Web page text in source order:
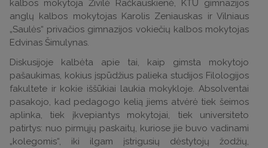
kalbos mokytoja Živilė Račkauskienė, KTU gimnazijos
anglų kalbos mokytojas Karolis Zeniauskas ir Vilniaus
„Saulės“ privačios gimnazijos vokiečių kalbos mokytojas
Edvinas Šimulynas.
Diskusijoje kalbėta apie tai, kaip gimsta mokytojo
pašaukimas, kokius įspūdžius palieka studijos Filologijos
fakultete ir kokie iššūkiai laukia mokykloje. Absolventai
pasakojo, kad pedagogo kelią jiems atvėrė tiek šeimos
aplinka, tiek įkvepiantys mokytojai, tiek universiteto
patirtys: nuo pirmųjų paskaitų, kuriose jie buvo vadinami
„kolegomis“, iki ilgam įstrigusių dėstytojų žodžių,